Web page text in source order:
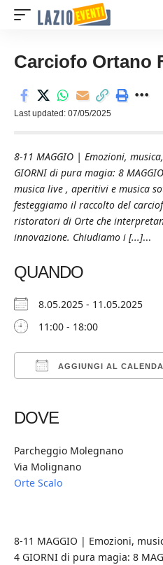
Carciofo Ortano
Last updated: 07/05/2025
8-11 MAGGIO | Emozioni,
GIORNI di pura magia: 8
musica live , aperitivi e musica
festeggiamo il raccolto del
ristoratori di Orte che
innovazione. Chiudiamo i [...]...
QUANDO
8.05.2025 - 11.05.2025
11:00 - 18:00
AGGIUNGI AL
DOVE
Parcheggio Molegnano
Via Molignano
Orte Scalo
8-11 MAGGIO | Emozioni,
4 GIORNI di pura magia: 8